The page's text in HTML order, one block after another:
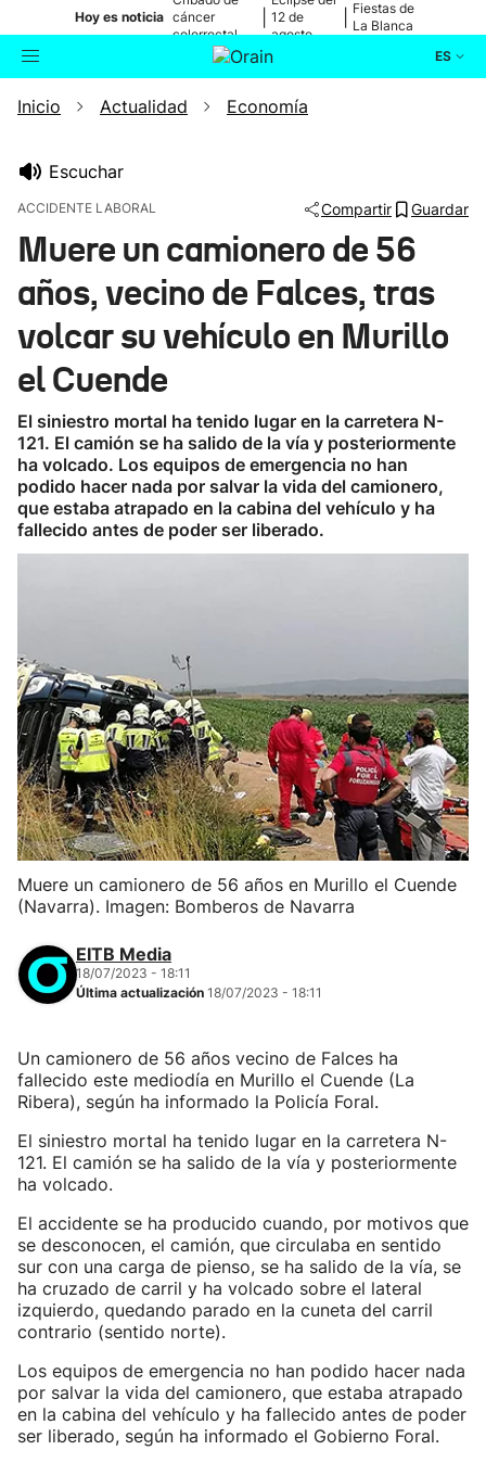
Hoy es noticia cáncer
colorrectal
12 de
agosto
Fiestas de
La Blanca
ES
Buscador Actualidad
Ikusmiran
Eguraldia
Inicio Actualidad Economía
Escuchar
ACCIDENTE LABORAL Compartir Guardar
Muere un camionero de 56
años, vecino de Falces, tras
volcar su vehículo en Murillo
el Cuende
El siniestro mortal ha tenido lugar en la carretera N-
121. El camión se ha salido de la vía y posteriormente
ha volcado. Los equipos de emergencia no han
podido hacer nada por salvar la vida del camionero,
que estaba atrapado en la cabina del vehículo y ha
fallecido antes de poder ser liberado.
Muere un camionero de 56 años en Murillo el Cuende
(Navarra). Imagen: Bomberos de Navarra
EITB Media
18/07/2023 - 18:11
Última actualización 18/07/2023 - 18:11
Un camionero de 56 años vecino de Falces ha
fallecido este mediodía en Murillo el Cuende (La
Ribera), según ha informado la Policía Foral.
El siniestro mortal ha tenido lugar en la carretera N-
121. El camión se ha salido de la vía y posteriormente
ha volcado.
El accidente se ha producido cuando, por motivos que
se desconocen, el camión, que circulaba en sentido
sur con una carga de pienso, se ha salido de la vía, se
ha cruzado de carril y ha volcado sobre el lateral
izquierdo, quedando parado en la cuneta del carril
contrario (sentido norte).
Los equipos de emergencia no han podido hacer nada
por salvar la vida del camionero, que estaba atrapado
en la cabina del vehículo y ha fallecido antes de poder
ser liberado, según ha informado el Gobierno Foral.